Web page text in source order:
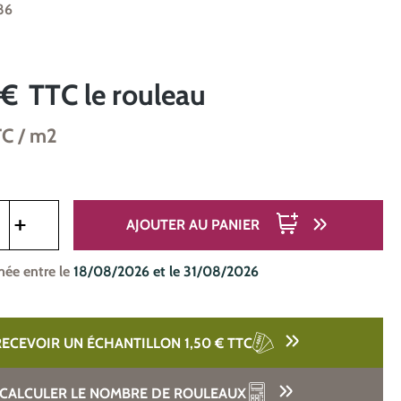
TTC le rouleau
/ m2
AJOUTER AU PANIER
entre le 18/08/2026 et le 31/08/2026
UN ÉCHANTILLON 1,50 € TTC
LE NOMBRE DE ROULEAUX